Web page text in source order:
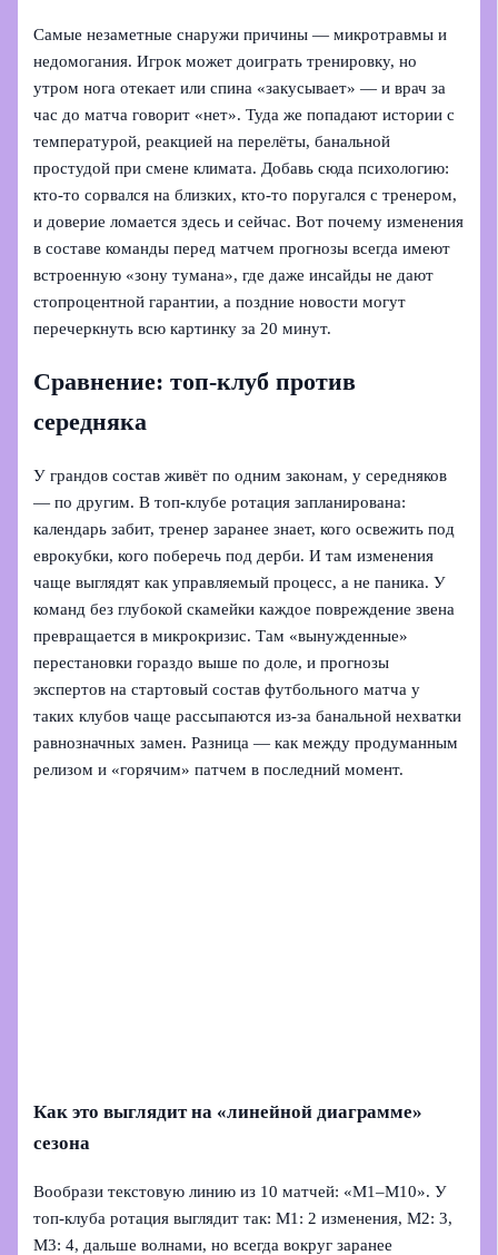
Самые незаметные снаружи причины — микротравмы и
недомогания. Игрок может доиграть тренировку, но
утром нога отекает или спина «закусывает» — и врач за
час до матча говорит «нет». Туда же попадают истории с
температурой, реакцией на перелёты, банальной
простудой при смене климата. Добавь сюда психологию:
кто-то сорвался на близких, кто-то поругался с тренером,
и доверие ломается здесь и сейчас. Вот почему изменения
в составе команды перед матчем прогнозы всегда имеют
встроенную «зону тумана», где даже инсайды не дают
стопроцентной гарантии, а поздние новости могут
перечеркнуть всю картинку за 20 минут.
Сравнение: топ‑клуб против
середняка
У грандов состав живёт по одним законам, у середняков
— по другим. В топ‑клубе ротация запланирована:
календарь забит, тренер заранее знает, кого освежить под
еврокубки, кого поберечь под дерби. И там изменения
чаще выглядят как управляемый процесс, а не паника. У
команд без глубокой скамейки каждое повреждение звена
превращается в микрокризис. Там «вынужденные»
перестановки гораздо выше по доле, и прогнозы
экспертов на стартовый состав футбольного матча у
таких клубов чаще рассыпаются из‑за банальной нехватки
равнозначных замен. Разница — как между продуманным
релизом и «горячим» патчем в последний момент.
Как это выглядит на «линейной диаграмме»
сезона
Вообрази текстовую линию из 10 матчей: «М1–М10». У
топ‑клуба ротация выглядит так: М1: 2 изменения, М2: 3,
М3: 4, дальше волнами, но всегда вокруг заранее